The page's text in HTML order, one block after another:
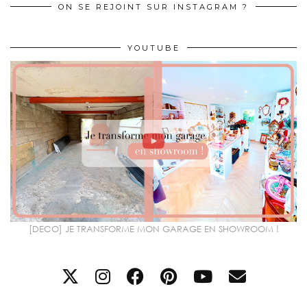
ON SE REJOINT SUR INSTAGRAM ?
YOUTUBE
[DECO] JE TRANSFORME MON GARAGE EN SHOWROOM !